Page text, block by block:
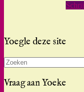
Yoegle deze site
Zoeken
naar:
Vraag aan Yoeke